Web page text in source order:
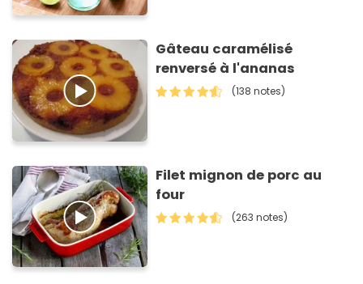
Gâteau caramélisé
renversé à l'ananas
(138 notes)
Filet mignon de porc au
four
(263 notes)